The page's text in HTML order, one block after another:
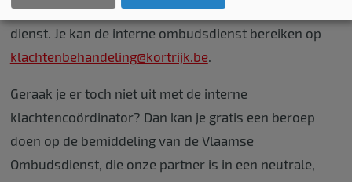
van jouw informatie en de informatie van de betrokken
dienst. Je kan de interne ombudsdienst bereiken op
klachtenbehandeling@kortrijk.be.
Geraak je er toch niet uit met de interne
klachtencoördinator? Dan kan je gratis een beroep
doen op de bemiddeling van de Vlaamse
Ombudsdienst, die onze partner is in een neutrale,